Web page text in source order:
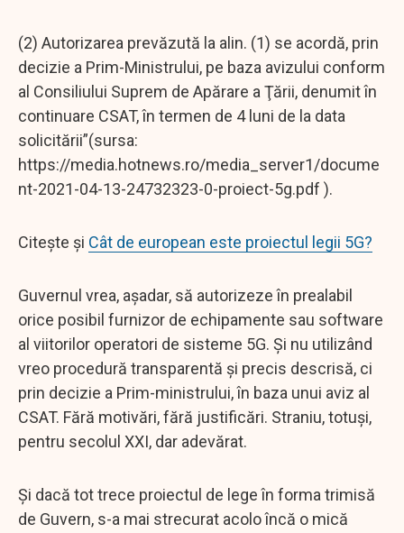
(2) Autorizarea prevăzută la alin. (1) se acordă, prin
decizie a Prim-Ministrului, pe baza avizului conform
al Consiliului Suprem de Apărare a Ţării, denumit în
continuare CSAT, în termen de 4 luni de la data
solicitării”(sursa:
https://media.hotnews.ro/media_server1/docume
nt-2021-04-13-24732323-0-proiect-5g.pdf ).
Citește și Cât de european este proiectul legii 5G?
Guvernul vrea, așadar, să autorizeze în prealabil
orice posibil furnizor de echipamente sau software
al viitorilor operatori de sisteme 5G. Și nu utilizând
vreo procedură transparentă și precis descrisă, ci
prin decizie a Prim-ministrului, în baza unui aviz al
CSAT. Fără motivări, fără justificări. Straniu, totuși,
pentru secolul XXI, dar adevărat.
Și dacă tot trece proiectul de lege în forma trimisă
de Guvern, s-a mai strecurat acolo încă o mică